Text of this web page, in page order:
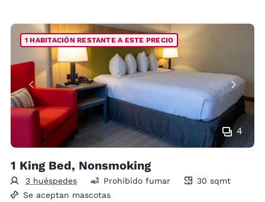
4
1 HABITACIÓN RESTANTE A ESTE PRECIO
1 King Bed, Nonsmoking
3 huéspedes
30 metros cuadrados
Prohibido fumar
30 sqmt
Se aceptan mascotas